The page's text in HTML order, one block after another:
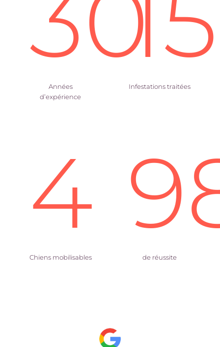
Années
d’expérience
Infestations traitées
4
Chiens mobilisables de réussite